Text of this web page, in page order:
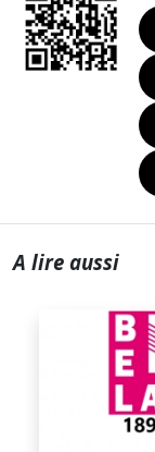
A lire aussi